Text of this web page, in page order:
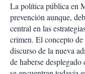
La política pública en
prevención aunque,
central en las
crimen. El concepto
discurso de la nueva
de haberse